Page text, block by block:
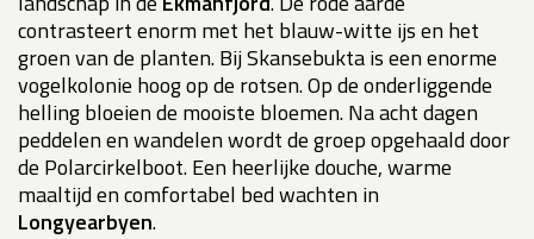
contrasteert enorm met het blauw-witte ijs en het
groen van de planten. Bij Skansebukta is een enorme
vogelkolonie hoog op de rotsen. Op de onderliggende
helling bloeien de mooiste bloemen. Na acht dagen
peddelen en wandelen wordt de groep opgehaald door
de Polarcirkelboot. Een heerlijke douche, warme
maaltijd en comfortabel bed wachten in
Longyearbyen.